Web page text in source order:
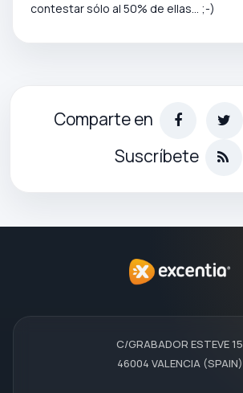
contestar sólo al 50% de ellas… ;-)
Comparte en
Suscríbete
C/GRABADOR ESTEVE 15
46004 VALENCIA (SPAIN)